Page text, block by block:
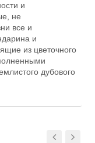
и
не
все и
и
из цветочного
дубового